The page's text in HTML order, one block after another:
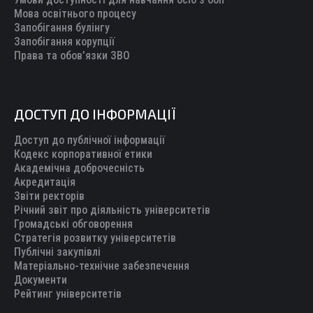
Мова освітнього процесу
Запобігання булінгу
Запобігання корупції
Права та обов’язки ЗВО
ДОСТУП ДО ІНФОРМАЦІЇ
Доступ до публічної інформації
Кодекс корпоративної етики
Академічна доброчесність
Акредитація
Звіти ректорів
Річний звіт про діяльність університетів
Громадські обговорення
Стратегія розвитку університетів
Публічні закупівлі
Матеріально-технічне забезпечення
Документи
Рейтинг університетів